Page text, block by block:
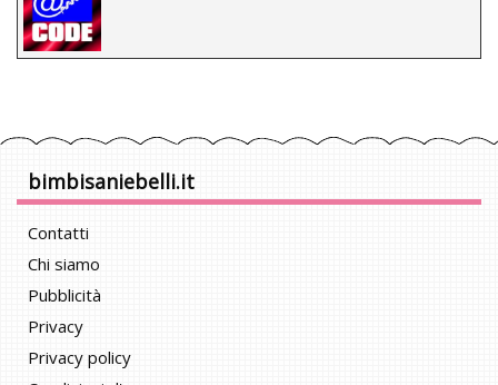
bimbisaniebelli.it
Contatti
Chi siamo
Pubblicità
Privacy
Privacy policy